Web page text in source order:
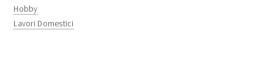
Hobby
Lavori Domestici